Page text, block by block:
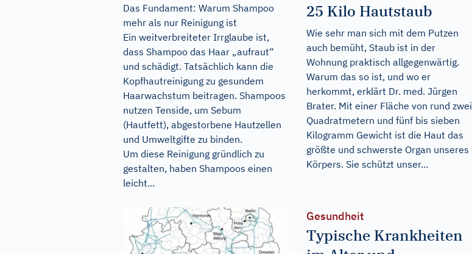
Das Fundament: Warum Shampoo
mehr als nur Reinigung ist
Ein weitverbreiteter Irrglaube ist,
dass Shampoo das Haar „aufraut“
und schädigt. Tatsächlich kann die
Kopfhautreinigung zu gesundem
Haarwachstum beitragen. Shampoos
nutzen Tenside, um Sebum
(Hautfett), abgestorbene Hautzellen
und Umweltgifte zu binden.
Um diese Reinigung gründlich zu
gestalten, haben Shampoos einen
leicht...
25 Kilo Hautstaub
Wie sehr man sich mit dem Putzen
auch bemüht, Staub ist in der
Wohnung praktisch allgegenwärtig.
Warum das so ist, und wo er
herkommt, erklärt Dr. med. Jürgen
Brater. Mit einer Fläche von rund zwei
Quadratmetern und fünf bis sieben
Kilogramm Gewicht ist die Haut das
größte und schwerste Organ unseres
Körpers. Sie schützt unser...
Gesundheit
Typische Krankheiten